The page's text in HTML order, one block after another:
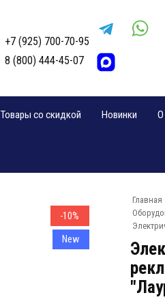
+7 (925) 700-70-95
8 (800) 444-45-07
Товары со скидкой Новинки О
-10%
New
Главная